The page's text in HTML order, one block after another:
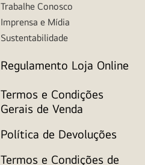
Trabalhe Conosco
Imprensa e Mídia
Sustentabilidade
Regulamento Loja Online
Termos e Condições
Gerais de Venda
Política de Devoluções
Termos e Condições de